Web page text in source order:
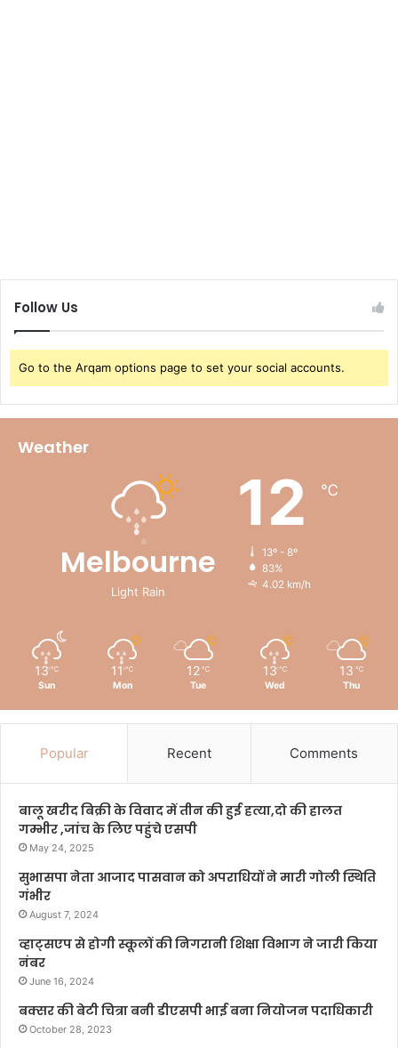
Follow Us
Go to the Arqam options page to set your social accounts.
Weather
Melbourne
Light Rain
12 ℃
13º - 8º
83%
4.02 km/h
13 ℃
Sun
11 ℃
Mon
12 ℃
Tue
13 ℃
Wed
13 ℃
Thu
Popular Recent Comments
बालू खरीद बिक्री के विवाद में तीन की हुई हत्या,दो की हालत
गम्भीर ,जांच के लिए पहुंचे एसपी
May 24, 2025
सुभासपा नेता आजाद पासवान को अपराधियों ने मारी गोली स्थिति
गंभीर
August 7, 2024
व्हाट्सएप से होगी स्कूलों की निगरानी शिक्षा विभाग ने जारी किया
नंबर
June 16, 2024
बक्सर की बेटी चित्रा बनी डीएसपी भाई बना नियोजन पदाधिकारी
October 28, 2023